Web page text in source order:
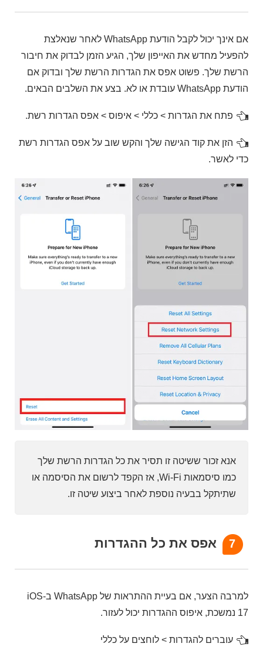
אם אינך יכול לקבל הודעת WhatsApp לאחר שנאלצת
להפעיל מחדש את האייפון שלך, הגיע הזמן לבדוק את חיבור
הרשת שלך. פשוט אפס את הגדרות הרשת שלך ובדוק אם
הודעת WhatsApp עובדת או לא. בצע את השלבים הבאים.
פתח את הגדרות > כללי > איפוס > אפס הגדרות רשת.
הזן את קוד הגישה שלך והקש שוב על אפס הגדרות רשת
כדי לאשר.
אנא זכור ששיטה זו תסיר את כל הגדרות הרשת שלך
כמו סיסמאות Wi-Fi, אז הקפד לרשום את הסיסמה או
שתיתקל בבעיה נוספת לאחר ביצוע שיטה זו.
7 אפס את כל ההגדרות
למרבה הצער, אם בעיית ההתראות של WhatsApp ב-iOS
17 נמשכת, איפוס ההגדרות יכול לעזור.
עוברים להגדרות > לוחצים על כללי